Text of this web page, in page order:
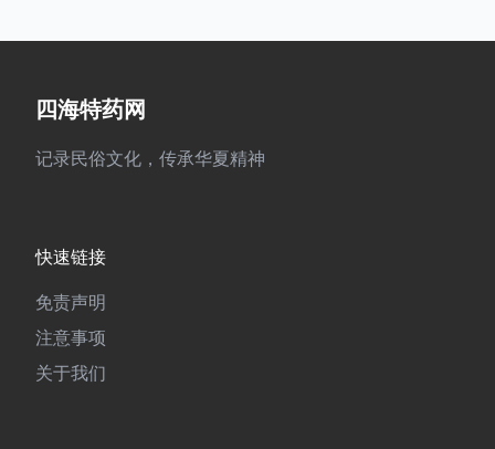
四海特药网
记录民俗文化，传承华夏精神
快速链接
免责声明
注意事项
关于我们